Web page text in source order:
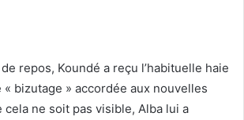
repos, Koundé a reçu l’habituelle haie
« bizutage » accordée aux nouvelles
cela ne soit pas visible, Alba lui a